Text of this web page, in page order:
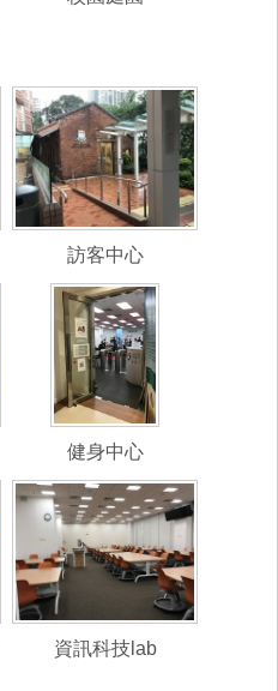
訪客中心
健身中心
資訊科技lab